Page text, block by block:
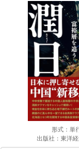
形式：単
出版社：東洋